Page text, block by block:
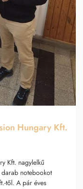
Hungary Kft.
Kft. nagylelkű
darab notebookot
től. A pár éves